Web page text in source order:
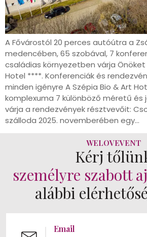
A Fővárostól 20 perces autóútra a
medencében, 65 szobával, 7
családias környezetben várja Önöket
Hotel ****. Konferenciák és
minden igényre A Szépia Bio & Art
komplexuma 7 különböző méretű és
várja a rendezvények résztvevőit:
szálloda 2025. novemberében egy…
WELOVEVENT
Kérj
személyre szabott
alábbi
Email